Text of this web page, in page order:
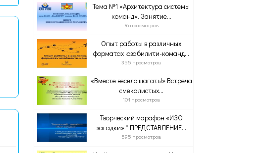
Тема №1 «Архитектура системы
команд». Занятие...
76 просмотров
Опыт работы в различных
форматах юзабилити-команд...
355 просмотров
«Вместе весело шагать!» Встреча
смекалистых...
101 просмотров
Творческий марафон «ИЗО
загадки» * ПРЕДСТАВЛЕНИЕ...
595 просмотров